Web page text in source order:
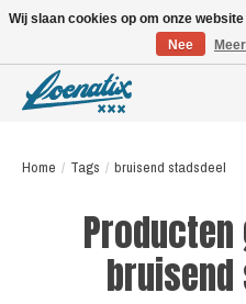
Home / Tags / bruisend stadsdeel
Wij slaan cookies op om onze
Nee